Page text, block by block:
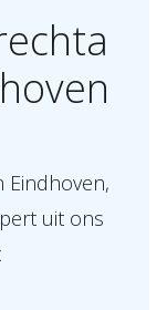
Eindhoven,
uit ons